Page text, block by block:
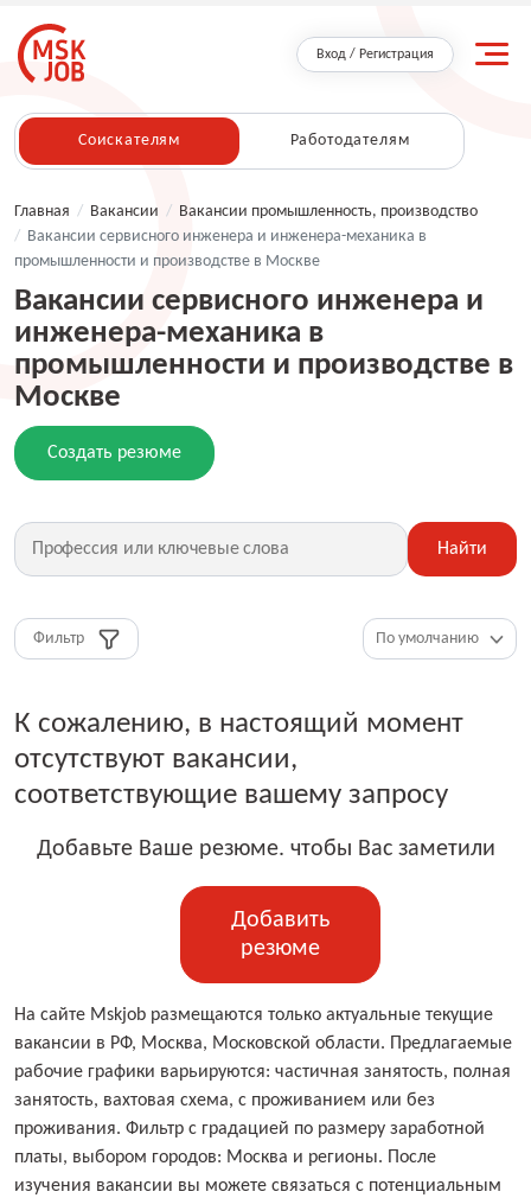
Вход / Регистрация
Соискателям Работодателям
Главная / Вакансии / Вакансии промышленность, производство
/ Вакансии сервисного инженера и инженера-механика в
промышленности и производстве в Москве
Вакансии сервисного инженера и
инженера-механика в
промышленности и производстве в
Москве
Создать резюме
Найти
Фильтр
К сожалению, в настоящий момент
отсутствуют вакансии,
соответствующие вашему запросу
Добавьте Ваше резюме. чтобы Вас заметили
Добавить
резюме
На сайте Mskjob размещаются только актуальные текущие
вакансии в РФ, Москва, Московской области. Предлагаемые
рабочие графики варьируются: частичная занятость, полная
занятость, вахтовая схема, с проживанием или без
проживания. Фильтр с градацией по размеру заработной
платы, выбором городов: Москва и регионы. После
изучения вакансии вы можете связаться с потенциальным